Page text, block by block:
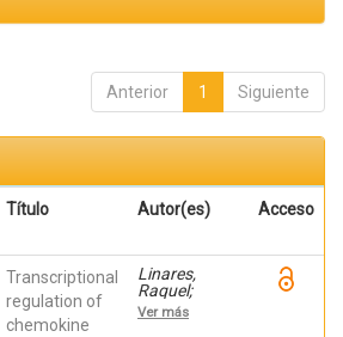
Anterior 1 Siguiente
Título Autor(es) Acceso
Transcriptional
regulation of
chemokine
Linares,
Raquel;
Gutiérrez,
Ana;
Ver más